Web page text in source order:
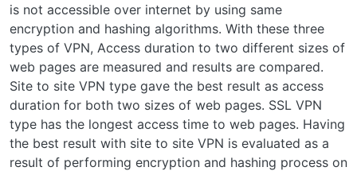
is not accessible over internet by using same
encryption and hashing algorithms. With these three
types of VPN, Access duration to two different sizes of
web pages are measured and results are compared.
Site to site VPN type gave the best result as access
duration for both two sizes of web pages. SSL VPN
type has the longest access time to web pages. Having
the best result with site to site VPN is evaluated as a
result of performing encryption and hashing process on